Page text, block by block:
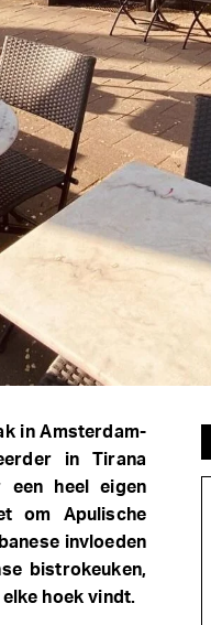
in Amsterdam-
in Tirana
heel eigen
om Apulische
invloeden
bistrokeuken,
hoek vindt.